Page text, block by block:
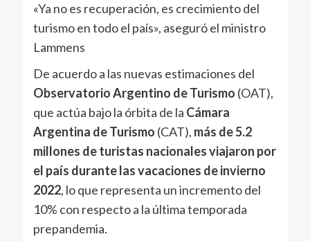
«Ya no es recuperación, es crecimiento del
turismo en todo el país», aseguró el ministro
Lammens
De acuerdo a las nuevas estimaciones del
Observatorio Argentino de Turismo (OAT),
que actúa bajo la órbita de la Cámara
Argentina de Turismo (CAT), más de 5.2
millones de turistas nacionales viajaron por
el país durante las vacaciones de invierno
2022, lo que representa un incremento del
10% con respecto a la última temporada
prepandemia.